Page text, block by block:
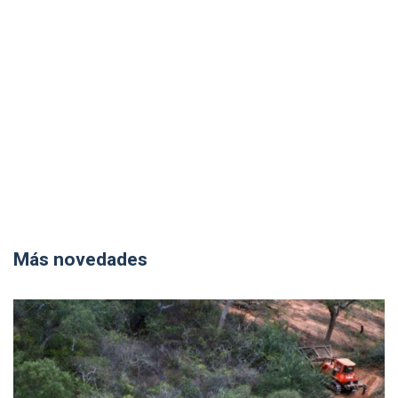
Más novedades